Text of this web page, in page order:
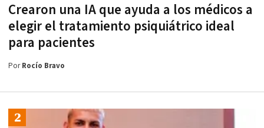
Crearon una IA que ayuda a los médicos a
elegir el tratamiento psiquiátrico ideal
para pacientes
PorRocío Bravo